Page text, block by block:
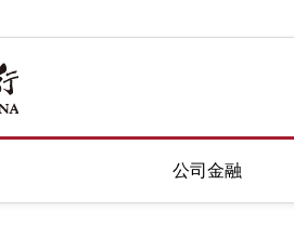
公司金融